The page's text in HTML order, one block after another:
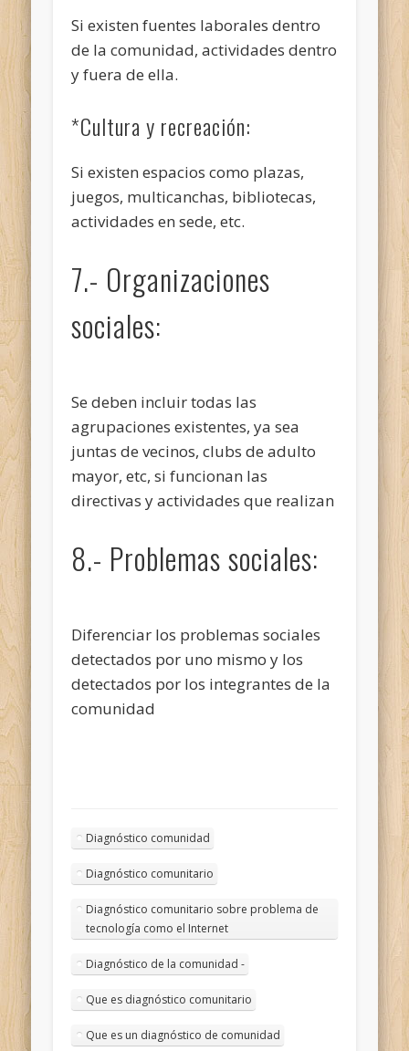
Si existen fuentes laborales dentro
de la comunidad, actividades dentro
y fuera de ella.
*Cultura y recreación:
Si existen espacios como plazas,
juegos, multicanchas, bibliotecas,
actividades en sede, etc.
7.- Organizaciones
sociales:
Se deben incluir todas las
agrupaciones existentes, ya sea
juntas de vecinos, clubs de adulto
mayor, etc, si funcionan las
directivas y actividades que realizan
8.- Problemas sociales:
Diferenciar los problemas sociales
detectados por uno mismo y los
detectados por los integrantes de la
comunidad
Diagnóstico comunidad
Diagnóstico comunitario
Diagnóstico comunitario sobre problema de
tecnología como el Internet
Diagnóstico de la comunidad -
Que es diagnóstico comunitario
Que es un diagnóstico de comunidad